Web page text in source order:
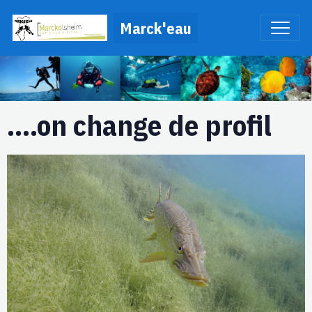
Marck'eau
....on change de profil